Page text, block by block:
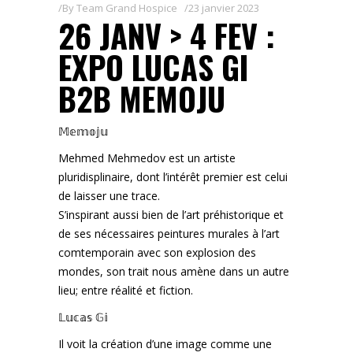
ByTeam Grand Hospice 23 janvier 2023
26 JANV > 4 FEV :
EXPO LUCAS GI
B2B MEMOJU
𝕄𝕖𝕞𝕠𝕛𝕦
Mehmed Mehmedov est un artiste
pluridisplinaire, dont l’intérêt premier est celui
de laisser une trace.
S’inspirant aussi bien de l’art préhistorique et
de ses nécessaires peintures murales à l’art
comtemporain avec son explosion des
mondes, son trait nous amène dans un autre
lieu; entre réalité et fiction.
𝕃𝕦𝕔𝕒𝕤 𝔾𝕚
Il voit la création d’une image comme une